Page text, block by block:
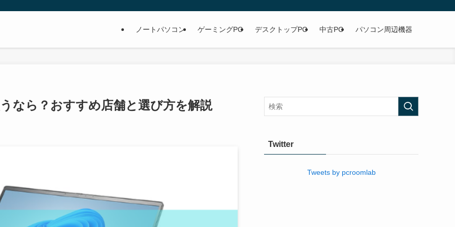
ノートパソコン ゲーミングPC デスクトップPC 中古PC パソコン周辺機器
なら？おすすめ店舗と選び方を解説
Twitter
Tweets by pcroomlab